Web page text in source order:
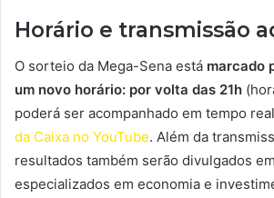
Horário e transmissão
O sorteio da Mega-Sena está marcado
um novo horário: por volta das 21h
poderá ser acompanhado em tempo
da Caixa no YouTube. Além da
resultados também serão divulgados
especializados em economia e